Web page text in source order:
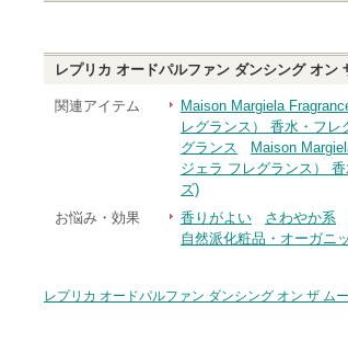
レプリカ オードパルファン ダンシング オン
関連アイテム Maison Margiela
レグランス） 香水・フ
グランス
Maison
ジェラ フレグランス）
ズ)
お悩み・効果
香りがよい さわやか系
自然派化粧品・オーガニ
レプリカ オードパルファン ダンシング オン ザ ム